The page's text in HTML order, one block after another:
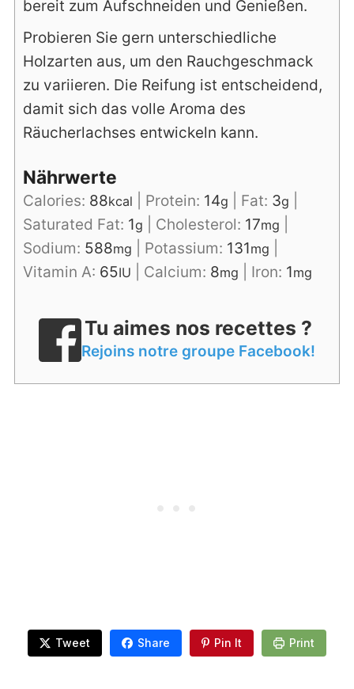
bereit zum Aufschneiden und Genießen.
Probieren Sie gern unterschiedliche
Holzarten aus, um den Rauchgeschmack
zu variieren. Die Reifung ist entscheidend,
damit sich das volle Aroma des
Räucherlachses entwickeln kann.
Nährwerte
Calories: 88kcal Protein: 14g Fat: 3g
Saturated Fat: 1g Cholesterol: 17mg
Sodium: 588mg Potassium: 131mg
Vitamin A: 65IU Calcium: 8mg Iron: 1mg
Tu aimes nos recettes ?
Rejoins notre groupe Facebook!
Tweet Share Pin It Print